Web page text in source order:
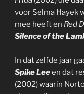
voor Selma Hayek
mee heeft en Red
Silence of the
In dat zelfde jaar
Spike Leeen dat
(2002) waarin